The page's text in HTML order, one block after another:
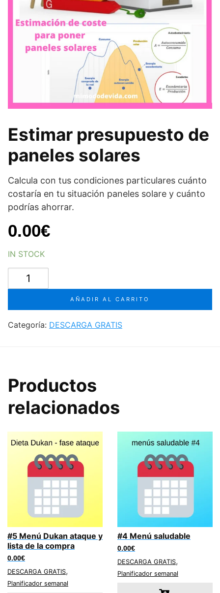
Estimar presupuesto de
paneles solares
Calcula con tus condiciones particulares cuánto
costaría en tu situación paneles solare y cuánto
podrías ahorrar.
0.00€
IN STOCK
Estimar
presupuesto
paneles
solares
cantidad
AÑADIR AL CARRITO
Categoría: DESCARGA GRATIS
Productos
relacionados
#5 Menú Dukan ataque y
lista de la compra
0.00€
DESCARGA GRATIS,
Planificador semanal
#4 Menú saludable
0.00€
DESCARGA GRATIS,
Planificador semanal